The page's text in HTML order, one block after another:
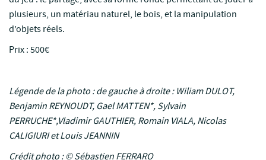
plusieurs, un matériau naturel, le bois, et la manipulation
d’objets réels.
Prix : 500€
Légende de la photo : de gauche à droite : Wiliam DULOT,
Benjamin REYNOUDT, Gael MATTEN*, Sylvain
PERRUCHE*,Vladimir GAUTHIER, Romain VIALA, Nicolas
CALIGIURI et Louis JEANNIN
Crédit photo : © Sébastien FERRARO